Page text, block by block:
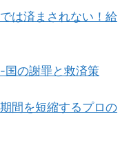
は済まされない！給
国の謝罪と救済策
間を短縮するプロの